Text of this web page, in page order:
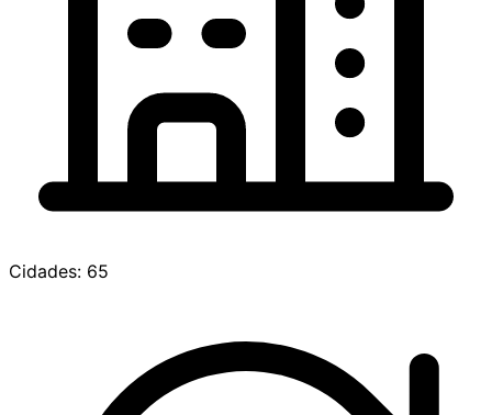
Cidades: 65